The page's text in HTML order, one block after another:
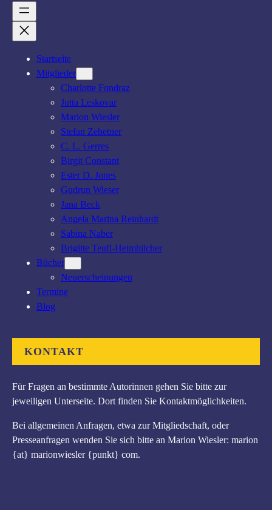
Startseite
Mitglieder
Charlotte Fondraz
Jutta Leskovar
Marion Wiesler
Stefan Zehetner
C. L. Gerres
Birgit Constant
Ester D. Jones
Gudrun Wieser
Jana Beck
Angela Marina Reinhardt
Sabina Naber
Brigitte Teufl-Heimhilcher
Bücher
Neuerscheinungen
Termine
Blog
KONTAKT
Für Fragen an bestimmte Autorinnen gehen Sie bitte zur
jeweiligen Unterseite. Dort finden Sie Kontaktmöglichkeiten.
Bei allgemeinen Anfragen, etwa zur Mitgliedschaft, oder
Presseanfragen wenden Sie sich bitte an Marion Wiesler: marion
{at} marionwiesler {punkt} com.